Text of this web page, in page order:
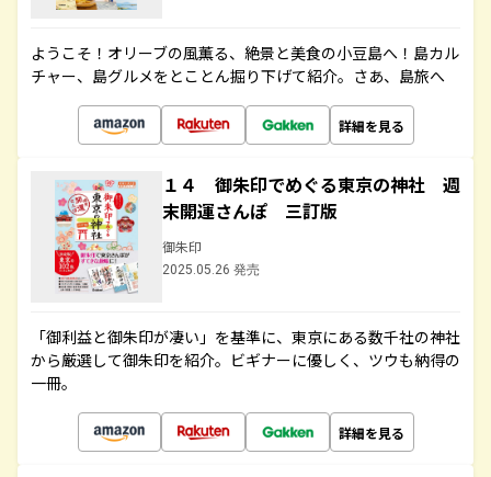
ようこそ！オリーブの風薫る、絶景と美食の小豆島へ！島カル
チャー、島グルメをとことん掘り下げて紹介。さあ、島旅へ
詳細を見る
１４ 御朱印でめぐる東京の神社 週
末開運さんぽ 三訂版
御朱印
2025.05.26 発売
「御利益と御朱印が凄い」を基準に、東京にある数千社の神社
から厳選して御朱印を紹介。ビギナーに優しく、ツウも納得の
一冊。
詳細を見る